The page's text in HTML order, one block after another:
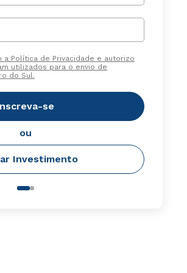
a Política de Privacidade e autorizo
utilizados para o envio de
do Sul.
se
ou
Investimento